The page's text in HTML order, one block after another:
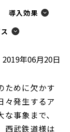
導入効果
2019年06月20日
ために欠かす
々発生するア
事象まで、
西武鉄道様は